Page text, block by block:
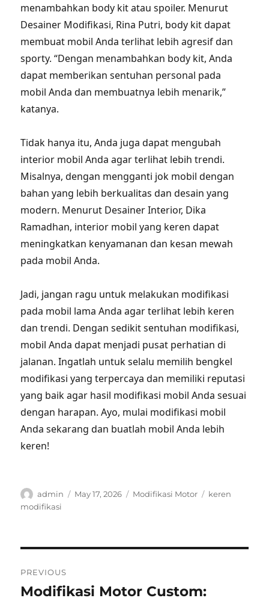
menambahkan body kit atau spoiler. Menurut
Desainer Modifikasi, Rina Putri, body kit dapat
membuat mobil Anda terlihat lebih agresif dan
sporty. “Dengan menambahkan body kit, Anda
dapat memberikan sentuhan personal pada
mobil Anda dan membuatnya lebih menarik,”
katanya.
Tidak hanya itu, Anda juga dapat mengubah
interior mobil Anda agar terlihat lebih trendi.
Misalnya, dengan mengganti jok mobil dengan
bahan yang lebih berkualitas dan desain yang
modern. Menurut Desainer Interior, Dika
Ramadhan, interior mobil yang keren dapat
meningkatkan kenyamanan dan kesan mewah
pada mobil Anda.
Jadi, jangan ragu untuk melakukan modifikasi
pada mobil lama Anda agar terlihat lebih keren
dan trendi. Dengan sedikit sentuhan modifikasi,
mobil Anda dapat menjadi pusat perhatian di
jalanan. Ingatlah untuk selalu memilih bengkel
modifikasi yang terpercaya dan memiliki reputasi
yang baik agar hasil modifikasi mobil Anda sesuai
dengan harapan. Ayo, mulai modifikasi mobil
Anda sekarang dan buatlah mobil Anda lebih
keren!
Author
admin
Posted
May 17, 2026 Categories
Modifikasi Motor Tags
keren
modifikasi
navigation
PREVIOUS
Previous
Modifikasi Motor Custom: